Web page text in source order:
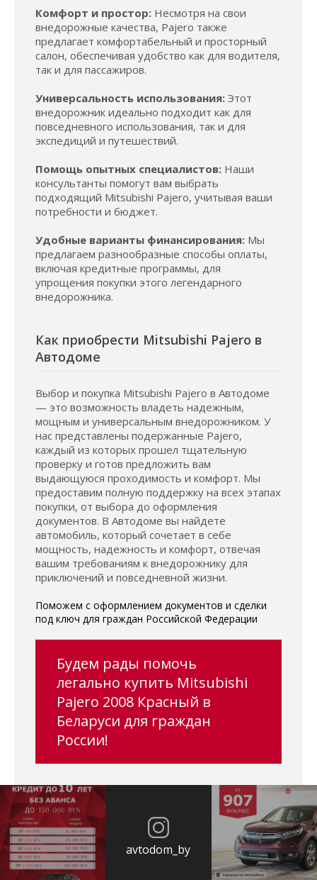
Комфорт и простор: Несмотря на свои
внедорожные качества, Pajero также
предлагает комфортабельный и просторный
салон, обеспечивая удобство как для водителя,
так и для пассажиров.
Универсальность использования: Этот
внедорожник идеально подходит как для
повседневного использования, так и для
экспедиций и путешествий.
Помощь опытных специалистов: Наши
консультанты помогут вам выбрать
подходящий Mitsubishi Pajero, учитывая ваши
потребности и бюджет.
Удобные варианты финансирования: Мы
предлагаем разнообразные способы оплаты,
включая кредитные программы, для
упрощения покупки этого легендарного
внедорожника.
Как приобрести Mitsubishi Pajero в
Автодоме
Выбор и покупка Mitsubishi Pajero в Автодоме
— это возможность владеть надежным,
мощным и универсальным внедорожником. У
нас представлены подержанные Pajero,
каждый из которых прошел тщательную
проверку и готов предложить вам
выдающуюся проходимость и комфорт. Мы
предоставим полную поддержку на всех этапах
покупки, от выбора до оформления
документов. В Автодоме вы найдете
автомобиль, который сочетает в себе
мощность, надежность и комфорт, отвечая
вашим требованиям к внедорожнику для
приключений и повседневной жизни.
Поможем с оформлением документов и сделки
под ключ для граждан Российской Федерации
Будем рады помочь
легально купить Mitsubishi
Pajero 2008 Красный в
Беларуси для граждан
России!
avtodom_by